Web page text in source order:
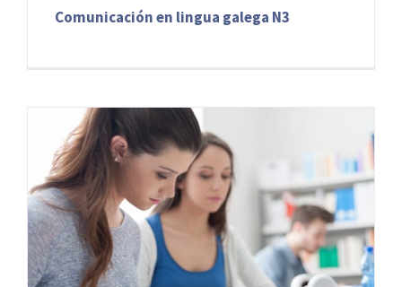
Comunicación en lingua galega N3